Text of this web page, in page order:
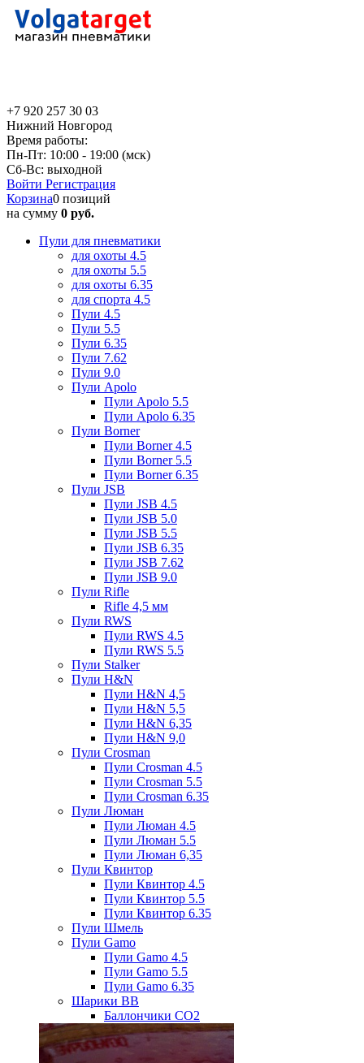
+7 920 257 30 03
Нижний Новгород
Время работы:
Пн-Пт: 10:00 - 19:00 (мск)
Сб-Вс: выходной
Войти Регистрация
Корзина0 позиций
на сумму 0 руб.
Пули для пневматики
для охоты 4.5
для охоты 5.5
для охоты 6.35
для спорта 4.5
Пули 4.5
Пули 5.5
Пули 6.35
Пули 7.62
Пули 9.0
Пули Apolo
Пули Apolo 5.5
Пули Apolo 6.35
Пули Borner
Пули Borner 4.5
Пули Borner 5.5
Пули Borner 6.35
Пули JSB
Пули JSB 4.5
Пули JSB 5.0
Пули JSB 5.5
Пули JSB 6.35
Пули JSB 7.62
Пули JSB 9.0
Пули Rifle
Rifle 4,5 мм
Пули RWS
Пули RWS 4.5
Пули RWS 5.5
Пули Stalker
Пули H&N
Пули H&N 4,5
Пули H&N 5,5
Пули H&N 6,35
Пули H&N 9,0
Пули Crosman
Пули Crosman 4.5
Пули Crosman 5.5
Пули Crosman 6.35
Пули Люман
Пули Люман 4.5
Пули Люман 5.5
Пули Люман 6,35
Пули Квинтор
Пули Квинтор 4.5
Пули Квинтор 5.5
Пули Квинтор 6.35
Пули Шмель
Пули Gamo
Пули Gamo 4.5
Пули Gamo 5.5
Пули Gamo 6.35
Шарики BB
Баллончики CO2